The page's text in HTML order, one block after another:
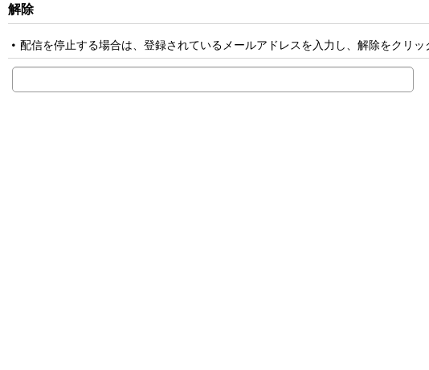
解除
配信を停止する場合は、登録されているメールアドレスを入力し、解除をクリッ